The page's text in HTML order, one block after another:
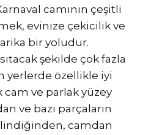
camının çeşitli
evinize çekicilik ve
bir yoludur.
şekilde çok fazla
yerlerde özellikle iyi
ve parlak yüzey
ve bazı parçaların
camdan